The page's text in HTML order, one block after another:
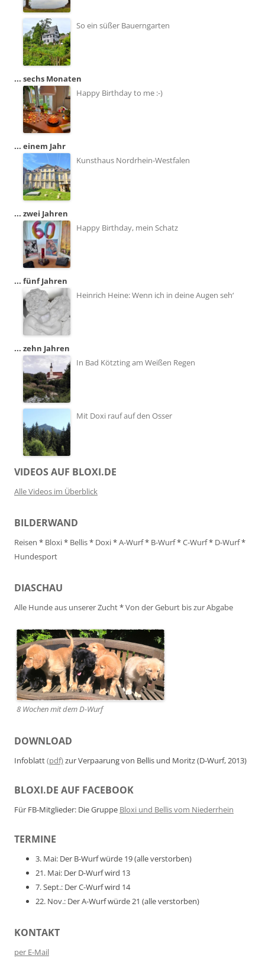
So ein süßer Bauerngarten
... sechs Monaten
Happy Birthday to me :-)
... einem Jahr
Kunsthaus Nordrhein-Westfalen
... zwei Jahren
Happy Birthday, mein Schatz
... fünf Jahren
Heinrich Heine: Wenn ich in deine Augen seh‘
... zehn Jahren
In Bad Kötzting am Weißen Regen
Mit Doxi rauf auf den Osser
VIDEOS AUF BLOXI.DE
Alle Videos im Überblick
BILDERWAND
Reisen * Bloxi* Bellis* Doxi*A-Wurf* B-Wurf*C-Wurf* D-Wurf*
Hundesport
DIASCHAU
Alle Hunde aus unserer Zucht*Von der Geburt bis zur Abgabe
8 Wochen mit dem D-Wurf
DOWNLOAD
Infoblatt(pdf)zur Verpaarung von Bellis und Moritz (D-Wurf, 2013)
BLOXI.DE AUF FACEBOOK
Für FB-Mitglieder: Die Gruppe Bloxi und Bellis vom Niederrhein
TERMINE
3. Mai: Der B-Wurf würde 19 (alle verstorben)
21. Mai: Der D-Wurf wird 13
7. Sept.: Der C-Wurf wird 14
22. Nov.: Der A-Wurf würde 21 (alle verstorben)
KONTAKT
per E-Mail